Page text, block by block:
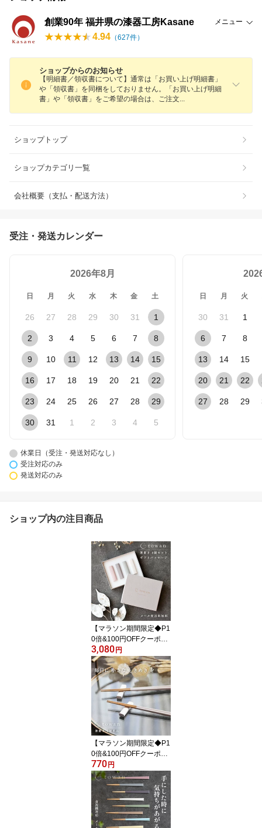
創業90年 福井県の漆器工房Kasane メニュー
4.94 （627件）
ショップからのお知らせ
【明細書／領収書について】通常は「お買い上げ明細書」
や「領収書」を同梱をしておりません。「お買い上げ明細
書」や「領収書」をご希望の場合は、ご注文
ショップトップ
ショップカテゴリ一覧
会社概要（支払・配送方法）
受注・発送カレンダー
2026年8月
日 月 火 水 木 金 土
26 27 28 29 30 31 1
2 3 4 5 6 7 8
9 10 11 12 13 14 15
16 17 18 19 20 21 22
23 24 25 26 27 28 29
30 31 1 2 3 4 5
日 月 火
30 31 1
6 7 8
13 14 15
20 21 22
27 28 29
休業日（受注・発送対応なし）
受注対応のみ
発送対応のみ
ショップ内の注目商品
【マラソン期間限定◆P1
0倍&100円OFFクーポ
ン】towan 箸置き 4個セ
ット ギフトボックス入り
おしゃれ かわいい きれ
い 木製 日本製 ギフト 贈
り物 プレゼント セット
3,080円
【マラソン期間限定◆P1
0倍&100円OFFクーポ
ン】towan 箸置き 単品 1
個 おしゃれ かわいい き
れい 木製 日本製 自宅用
バラ売り
770円